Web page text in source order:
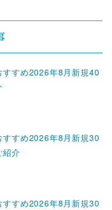
すすめ2026年8月新規40
すすめ2026年8月新規30
紹介
すすめ2026年8月新規30